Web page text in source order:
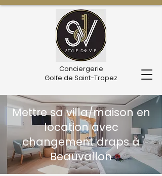
Conciergerie
Golfe de Saint-Tropez
Mettre sa villa/maison en
location avec
changement draps à
Beauvallon